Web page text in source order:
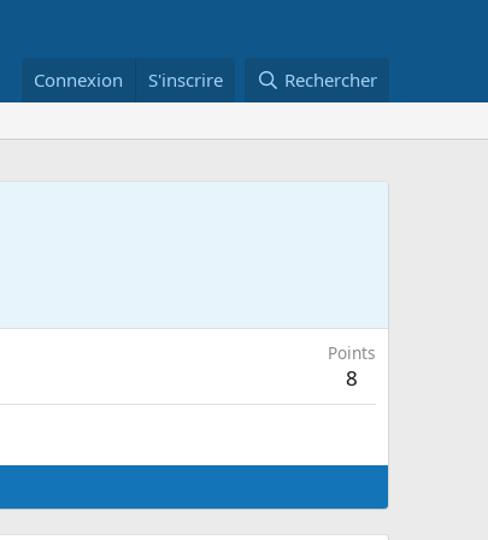
Connexion S'inscrire Rechercher
Points
8